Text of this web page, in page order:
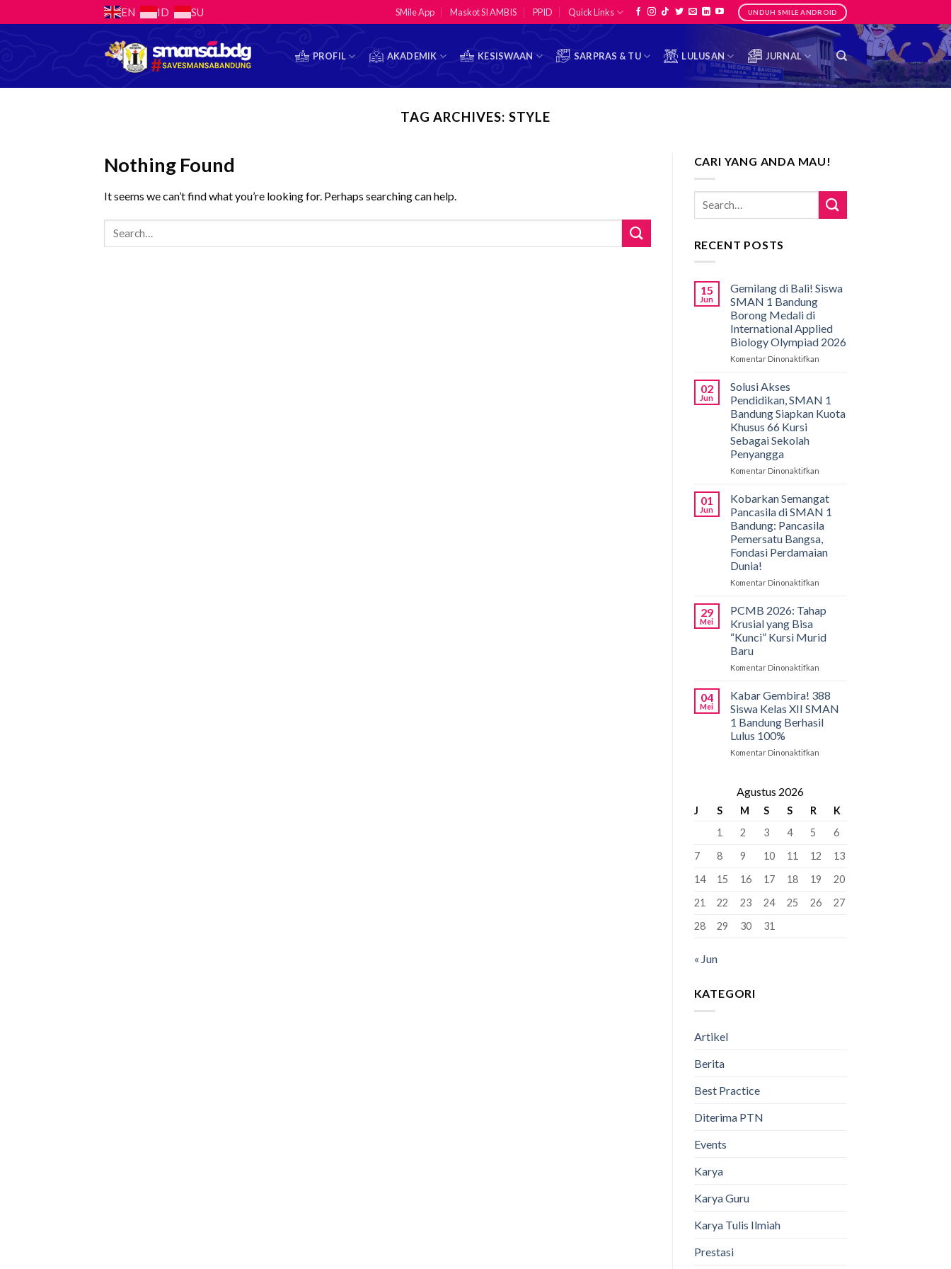
to
EN ID SU SMile App Maskot SI AMBIS PPID Quick Links UNDUH SMILE ANDROID
PROFIL AKADEMIK KESISWAAN SARPRAS & TU LULUSAN JURNAL
TAG ARCHIVES: STYLE
Nothing Found
It seems we can’t find what you’re looking for. Perhaps searching can help.
CARI YANG ANDA MAU!
RECENT POSTS
15
Jun
Gemilang di Bali! Siswa
SMAN 1 Bandung
Borong Medali di
International Applied
Biology Olympiad 2026
Komentar Dinonaktifkan
Bali!
Siswa
SMAN
Applied
Biology
Olympiad
2026
02
Jun
Solusi Akses
Pendidikan, SMAN 1
Bandung Siapkan Kuota
Khusus 66 Kursi
Sebagai Sekolah
Penyangga
Komentar Dinonaktifkan
Akses
Pendidikan,
SMAN
1
Bandung
Siapkan
Sebagai
Penyangga
01
Jun
Kobarkan Semangat
Pancasila di SMAN 1
Bandung: Pancasila
Pemersatu Bangsa,
Fondasi Perdamaian
Dunia!
Komentar Dinonaktifkan
Pancasila
SMAN
Pemersatu
Fondasi
Perdamaian
29
Mei
PCMB 2026: Tahap
Krusial yang Bisa
“Kunci” Kursi Murid
Baru
Komentar Dinonaktifkan
2026:
Tahap
Krusial
yang
04
Mei
Kabar Gembira! 388
Siswa Kelas XII SMAN
1 Bandung Berhasil
Lulus 100%
Komentar Dinonaktifkan
Kelas
SMAN
Bandung
Lulus
100%
Agustus 2026
J S M S S R
K
1
2 3 4 5
6
7
8 9 10 11 12
13
14
15 16 17 18 19
20
21
22 23 24 25 26
27
28
29 30 31
« Jun
KATEGORI
Artikel
Berita
Best Practice
Diterima PTN
Events
Karya
Karya Guru
Karya Tulis Ilmiah
Prestasi